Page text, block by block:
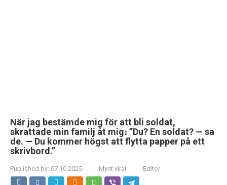
När jag bestämde mig för att bli soldat,
skrattade min familj åt mig։ ”Du? En soldat? — sa
de. — Du kommer högst att flytta papper på ett
skrivbord.”
Published by: 07.10.2025 Mynt viral Editor